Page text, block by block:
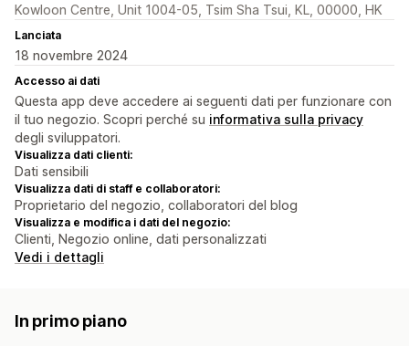
Kowloon Centre, Unit 1004-05, Tsim Sha Tsui, KL, 00000, HK
Lanciata
18 novembre 2024
Accesso ai dati
Questa app deve accedere ai seguenti dati per funzionare con
il tuo negozio. Scopri perché su informativa sulla privacy
degli sviluppatori.
Visualizza dati clienti:
Dati sensibili
Visualizza dati di staff e collaboratori:
Proprietario del negozio, collaboratori del blog
Visualizza e modifica i dati del negozio:
Clienti, Negozio online, dati personalizzati
Vedi i dettagli
In primo piano